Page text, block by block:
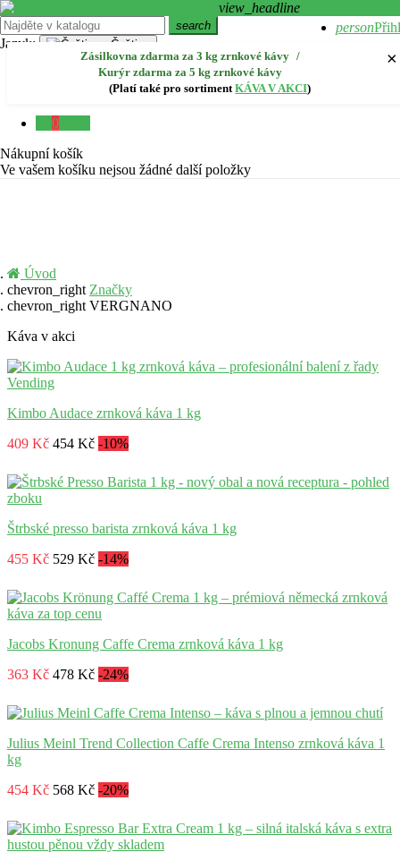
Přihlásit se přes Facebook
×
Zásilkovna zdarma za 3 kg zrnkové kávy /
Kurýr zdarma za 5 kg zrnkové kávy
(Platí také pro sortimentKÁVA V AKCI)
Menu
person
view_headline
search
Jazyk: Čeština
Slovenčina sk
Magyar hu
0
Nákupní košík
Ve vašem košíku nejsou žádné další položky
Úvod
chevron_right Značky
chevron_right VERGNANO
Káva v akci
Kimbo Audace zrnková káva 1 kg
409 Kč 454 Kč -10%
Štrbské presso barista zrnková káva 1 kg
455 Kč 529 Kč -14%
Jacobs Kronung Caffe Crema zrnková káva 1 kg
363 Kč 478 Kč -24%
Julius Meinl Trend Collection Caffe Crema Intenso zrnková káva 1
kg
454 Kč 568 Kč -20%